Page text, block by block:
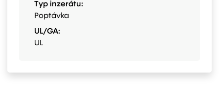
Typ inzerátu:
Poptávka
UL/GA:
UL